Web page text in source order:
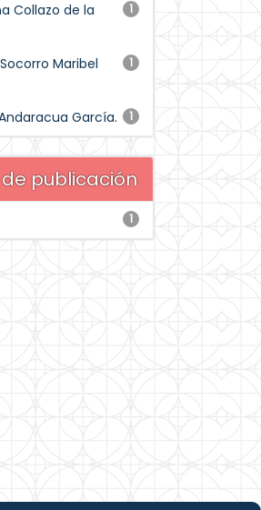
1
Collazo de la
1
Maribel
1
García.
publicación
1